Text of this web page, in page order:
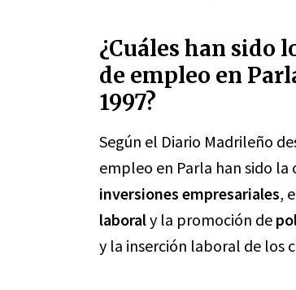
¿Cuáles han sido
de empleo en
1997?
Según el Diario Madrileño
empleo en Parla han sido la
inversiones empresariales,
laboraly la promoción de
y la inserción laboral de los